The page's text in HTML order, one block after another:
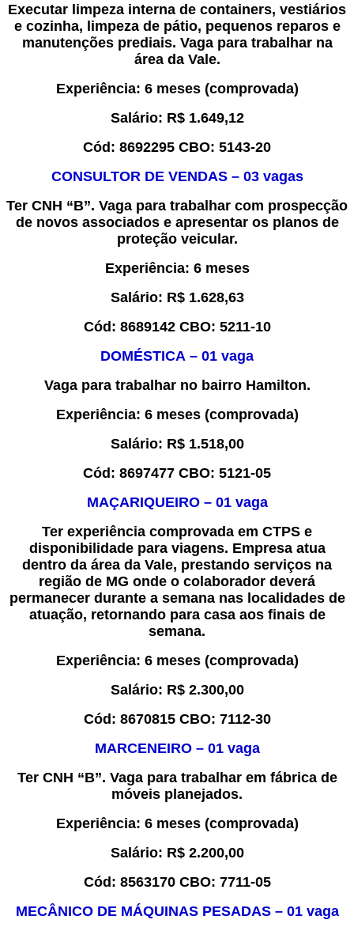
Executar limpeza interna de containers, vestiários
e cozinha, limpeza de pátio, pequenos reparos e
manutenções prediais. Vaga para trabalhar na
área da Vale.
Experiência: 6 meses (comprovada)
Salário: R$ 1.649,12
Cód: 8692295 CBO: 5143-20
CONSULTOR DE VENDAS – 03vagas
Ter CNH “B”. Vaga para trabalhar com prospecção
de novos associados e apresentar os planos de
proteção veicular.
Experiência: 6 meses
Salário: R$ 1.628,63
Cód: 8689142 CBO: 5211-10
DOMÉSTICA – 01 vaga
Vaga para trabalhar no bairro Hamilton.
Experiência: 6 meses (comprovada)
Salário: R$ 1.518,00
Cód: 8697477 CBO: 5121-05
MAÇARIQUEIRO – 01vaga
Ter experiência comprovada em CTPS e
disponibilidade para viagens. Empresa atua
dentro da área da Vale, prestando serviços na
região de MG onde o colaborador deverá
permanecer durante a semana nas localidades de
atuação, retornando para casa aos finais de
semana.
Experiência: 6 meses (comprovada)
Salário: R$ 2.300,00
Cód: 8670815 CBO: 7112-30
MARCENEIRO – 01vaga
Ter CNH “B”. Vaga para trabalhar em fábrica de
móveis planejados.
Experiência: 6 meses (comprovada)
Salário: R$ 2.200,00
Cód: 8563170 CBO: 7711-05
MECÂNICO DE MÁQUINAS PESADAS – 01vaga